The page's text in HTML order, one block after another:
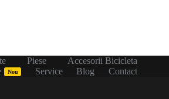
Piese
Accesorii Bicicleta
Nou Service Blog
Contact